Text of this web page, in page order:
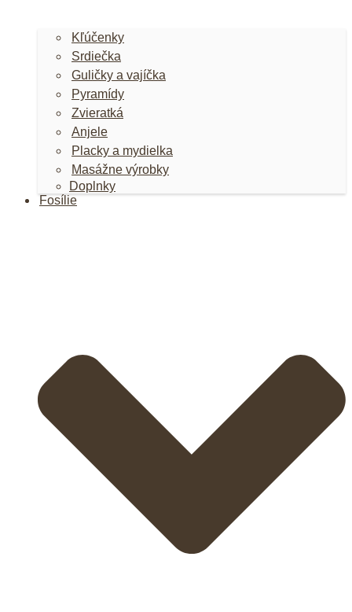
Kľúčenky
Srdiečka
Guličky a vajíčka
Pyramídy
Zvieratká
Anjele
Placky a mydielka
Masážne výrobky
Doplnky
Fosílie